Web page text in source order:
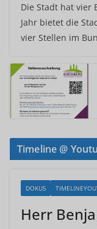
Die Stadt hat vier
Jahr bietet die
vier Stellen im
Timeline @
DOKUS
Herr